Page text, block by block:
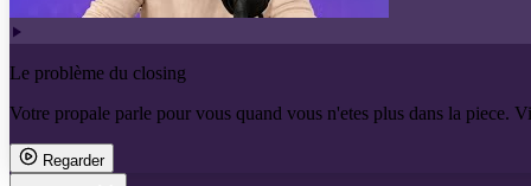
Le problème du closing
Votre propale parle pour vous quand vous n'etes plus dans la piece.
Regarder